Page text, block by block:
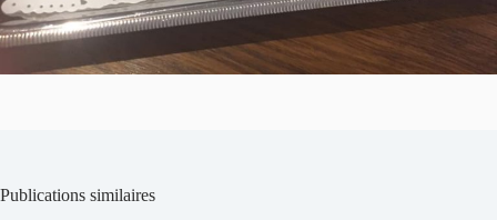
Publications similaires